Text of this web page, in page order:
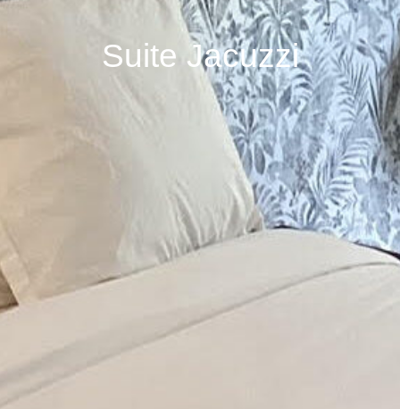
Suite Jacuzzi